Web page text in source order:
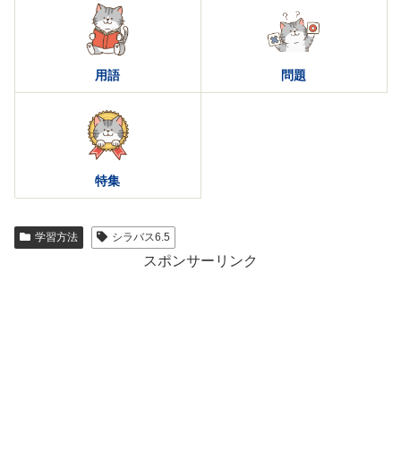
用語 問題
特集
学習方法 シラバス6.5
スポンサーリンク